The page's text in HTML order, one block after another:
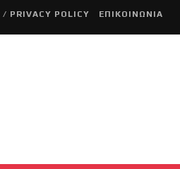
POLICY
ΕΠΙΚΟΙΝΩΝΙΑ